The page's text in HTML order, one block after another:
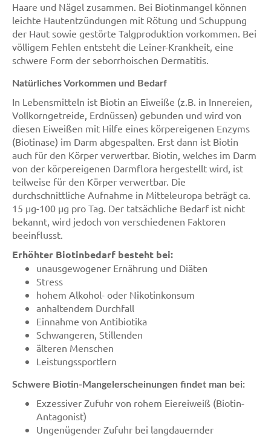
Haare und Nägel zusammen. Bei Biotinmangel können
leichte Hautentzündungen mit Rötung und Schuppung
der Haut sowie gestörte Talgproduktion vorkommen. Bei
völligem Fehlen entsteht die Leiner-Krankheit, eine
schwere Form der seborrhoischen Dermatitis.
Natürliches Vorkommen und Bedarf
In Lebensmitteln ist Biotin an Eiweiße (z.B. in Innereien,
Vollkorngetreide, Erdnüssen) gebunden und wird von
diesen Eiweißen mit Hilfe eines körpereigenen Enzyms
(Biotinase) im Darm abgespalten. Erst dann ist Biotin
auch für den Körper verwertbar. Biotin, welches im Darm
von der körpereigenen Darmflora hergestellt wird, ist
teilweise für den Körper verwertbar. Die
durchschnittliche Aufnahme in Mitteleuropa beträgt ca.
15 µg-100 µg pro Tag. Der tatsächliche Bedarf ist nicht
bekannt, wird jedoch von verschiedenen Faktoren
beeinflusst.
Erhöhter Biotinbedarf besteht bei:
unausgewogener Ernährung und Diäten
Stress
hohem Alkohol- oder Nikotinkonsum
anhaltendem Durchfall
Einnahme von Antibiotika
Schwangeren, Stillenden
älteren Menschen
Leistungssportlern
Schwere Biotin-Mangelerscheinungen findet man bei:
Exzessiver Zufuhr von rohem Eiereiweiß (Biotin-
Antagonist)
Ungenügender Zufuhr bei langdauernder